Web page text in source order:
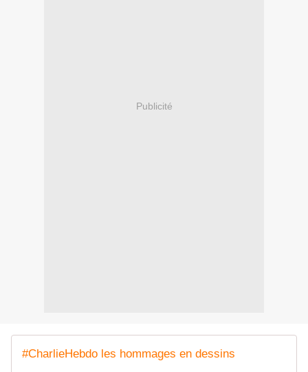
Publicité
#CharlieHebdo les hommages en dessins